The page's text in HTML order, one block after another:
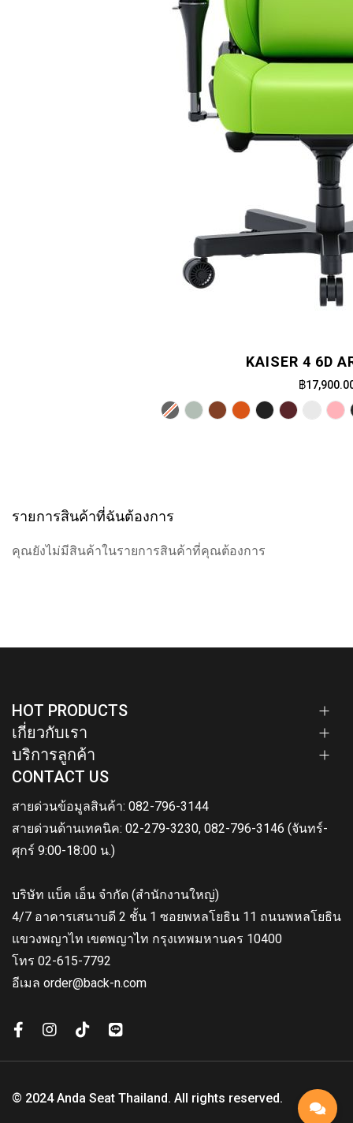
KAISER 4 6D
฿
รายการสินค้าที่ฉันต้องการ
คุณยังไม่มีสินค้าในรายการสินค้าที่คุณต้องการ
HOT PRODUCTS
เกี่ยวกับเรา
บริการลูกค้า
CONTACT US
สายด่วนข้อมูลสินค้า: 082-796-3144
สายด่วนด้านเทคนิค: 02-279-3230, 082-796-3146 (จันทร์-
ศุกร์ 9:00-18:00 น.)
บริษัท แบ็ค เอ็น จำกัด (สำนักงานใหญ่)
4/7 อาคารเสนาบดี 2 ชั้น 1 ซอยพหลโยธิน 11 ถนนพหลโยธิน
แขวงพญาไท เขตพญาไท กรุงเทพมหานคร 10400
โทร 02-615-7792
อีเมล order@back-n.com
© 2024 Anda Seat Thailand. All rights reserved.